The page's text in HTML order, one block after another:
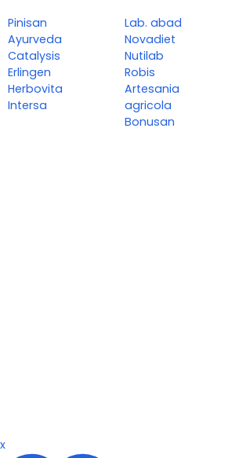
Pinisan
Ayurveda
Catalysis
Erlingen
Herbovita
Intersa
Lab. abad
Novadiet
Nutilab
Robis
Artesania
agricola
Bonusan
x